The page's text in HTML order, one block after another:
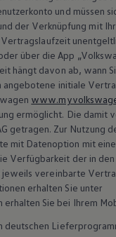
bleibt
und müssen
der Verknüpfung mit
über die App „
hängt davon ab, wann
angebotene initiale
ermöglicht. Die damit
getragen. Zur Nutzung
mit Datenoption mit
Verfügbarkeit der in den
jeweils vereinbarte
erhalten Sie unter
Sie bei Ihrem
deutschen